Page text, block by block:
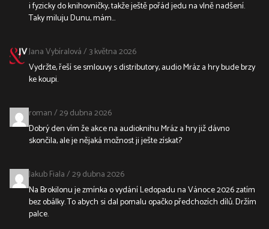
i fyzicky do knihovničky, takže ještě pořád jedu na vlně nadšení.
Taky miluju Dunu, mám...
Jana Vybíralová/3 května 2026
Vydržte, řeší se smlouvy s distributory, audio Mráz a hry bude brzy
ke koupi.
roman/29 dubna 2026
Dobrý den vím že akce na audioknihu Mráz a hry již dávno
skončila, ale je nějaká možnost ji ješte získat?
Jakub Fiala/29 dubna 2026
Na Brokilonu je zmínka o vydání Ledopadu na Vánoce 2026 zatím
bez obálky. To abych si dal pomalu opačko předchozích dílů. Držím
palce.